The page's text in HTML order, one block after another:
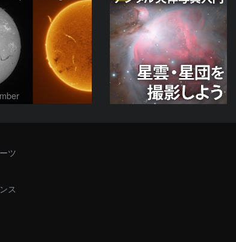
ツ
ス